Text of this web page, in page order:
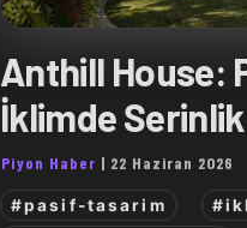
Anthill House:
İklimde Serinlik
Piyon Haber | 22 Haziran 2026
#pasif-tasarim